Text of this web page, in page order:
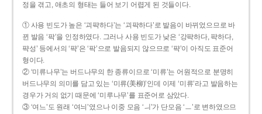
정을 겪고, 애초의 형태는 들어 보기 어렵게 된 것들이다.
① 사용 빈도가 높은 ‘괴퍅하다’는 ‘괴팍하다’로 발음이 바뀌었으므로 바
뀐 발음 ‘팍’을 인정하였다. 그러나 사용 빈도가 낮은 ‘강퍅하다, 퍅하다,
퍅성’ 등에서의 ‘퍅’은 ‘팍’으로 발음되지 않으므로 ‘퍅’이 아직도 표준어
형이다.
② ‘미류나무’는 버드나무의 한 종류이므로 ‘미류’는 어원적으로 분명히
버드나무의 의미를 담고 있는 ‘미류(美柳)’인데 이제 ‘미류’라고 발음하는
경우가 거의 없기 때문에 ‘미루나무’를 표준어로 삼았다.
③ ‘여느’도 원래 ‘여늬’였으나 이중 모음 ‘ㅢ’가 단모음 ‘ㅡ’로 변하였으므